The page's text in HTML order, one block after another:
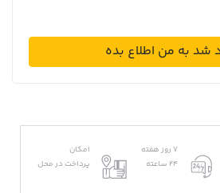
شد به من اطلاع بده
7 روز هفته
24 ساعته
امکان
پرداخت در محل